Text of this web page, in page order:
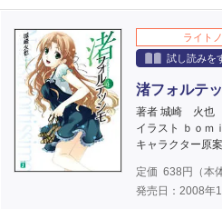
ライト
試し読みを
渚フォルテ
著者 城崎 火也
イラスト ｂｏｍｉ
キャラクター原
定価 638 円（本
発売日：2008年